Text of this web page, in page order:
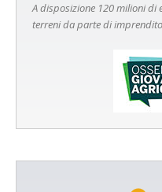
A disposizione 120 milioni
terreni da parte di